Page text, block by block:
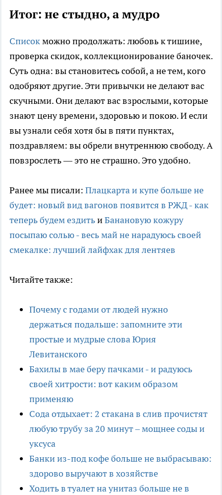
Итог: не стыдно, а мудро
Списокможно продолжать: любовь к тишине,
проверка скидок, коллекционирование баночек.
Суть одна: вы становитесь собой, а не тем, кого
одобряют другие. Эти привычки не делают вас
скучными. Они делают вас взрослыми, которые
знают цену времени, здоровью и покою. И если
вы узнали себя хотя бы в пяти пунктах,
поздравляем: вы обрели внутреннюю свободу. А
повзрослеть — это не страшно. Это удобно.
Ранее мы писали: Плацкарта и купе больше не
будет: новый вид вагонов появится в РЖД - как
теперь будем ездитьиБанановую кожуру
посыпаю солью - весь май не нарадуюсь своей
смекалке: лучший лайфхак для лентяев
Читайте также:
Почему с годами от людей нужно
держаться подальше: запомните эти
простые и мудрые слова Юрия
Левитанского
Бахилы в мае беру пачками - и радуюсь
своей хитрости: вот каким образом
применяю
Сода отдыхает: 2 стакана в слив прочистят
любую трубу за 20 минут – мощнее соды и
уксуса
Банки из-под кофе больше не выбрасываю:
здорово выручают в хозяйстве
Ходить в туалет на унитаз больше не в